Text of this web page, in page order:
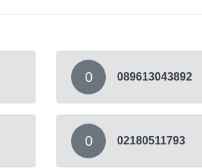
0 089613043892
0 02180511793